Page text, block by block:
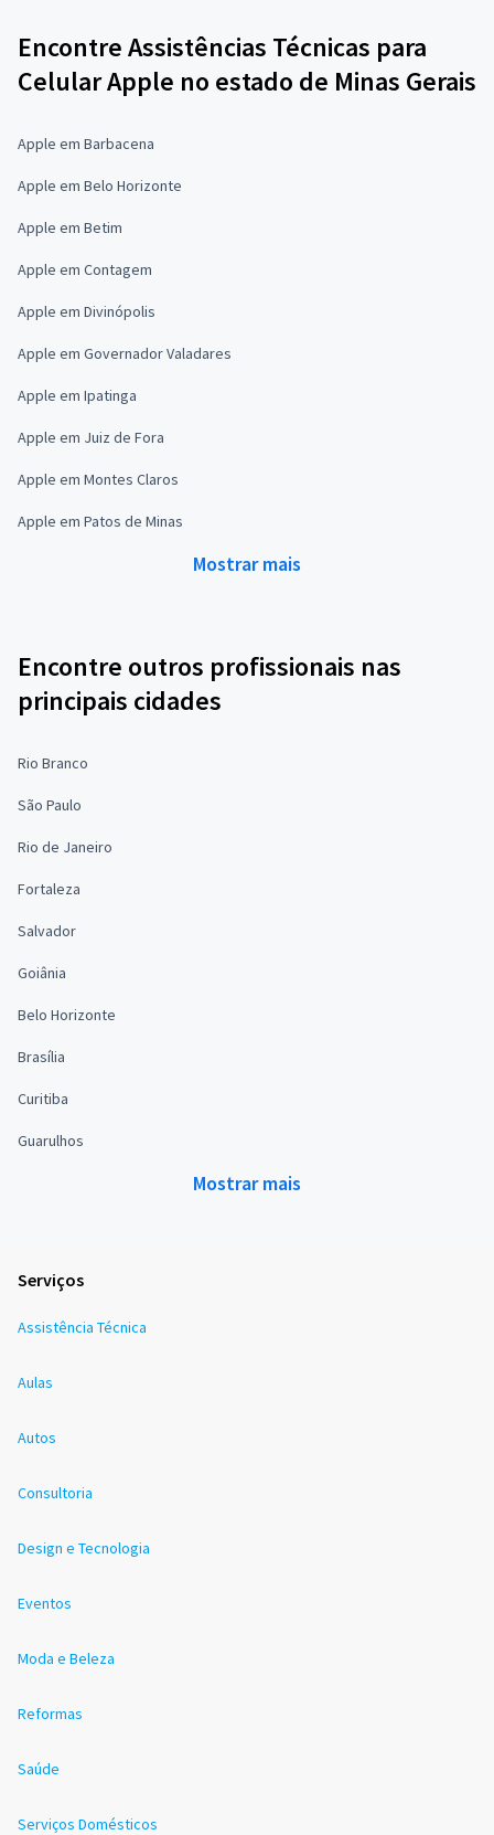
Encontre Assistências Técnicas para
Celular Apple no estado de Minas Gerais
Apple em Barbacena
Apple em Belo Horizonte
Apple em Betim
Apple em Contagem
Apple em Divinópolis
Apple em Governador Valadares
Apple em Ipatinga
Apple em Juiz de Fora
Apple em Montes Claros
Apple em Patos de Minas
Mostrar mais
Encontre outros profissionais nas
principais cidades
Rio Branco
São Paulo
Rio de Janeiro
Fortaleza
Salvador
Goiânia
Belo Horizonte
Brasília
Curitiba
Guarulhos
Mostrar mais
Serviços
Assistência Técnica
Aulas
Autos
Consultoria
Design e Tecnologia
Eventos
Moda e Beleza
Reformas
Saúde
Serviços Domésticos